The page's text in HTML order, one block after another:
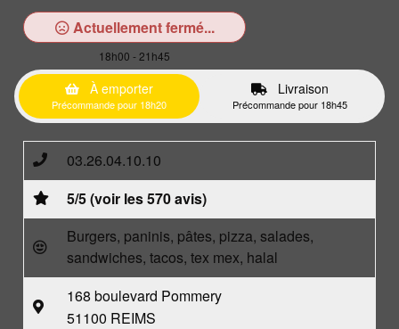
Actuellement fermé...
18h00 - 21h45
À emporter
Précommande pour 18h20
Livraison
Précommande pour 18h45
03.26.04.10.10
5/5 (voir les 570 avis)
Burgers, paninis, pâtes, pizza, salades,
sandwiches, tacos, tex mex, halal
168 boulevard Pommery
51100 REIMS